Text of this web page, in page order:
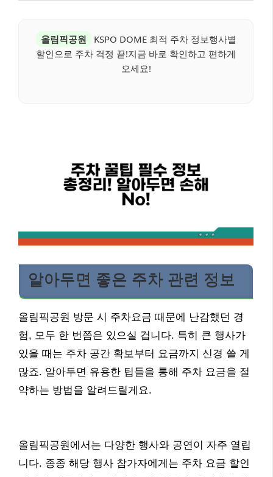
올림픽공원
KSPO DOME 최적 주차 정보행사별
할인으로 주차 걱정 끝!지금 바로 확인하고 편하게
오세요!
알아두면 좋은 주차 관련 정보
올림픽공원 방문 시 주차요금 때문에 난감했던 경
험, 모두 한 번쯤은 있으실 겁니다. 특히 큰 행사가
있을 때는 주차 공간 확보부터 요금까지 신경 쓸 게
많죠. 알아두면 유용한 팁들을 통해 주차 요금을 절
약하는 방법을 알려드릴게요.
올림픽공원에서는 다양한 행사와 공연이 자주 열립
니다. 종종 해당 행사 참가자에게는 주차 요금 할인